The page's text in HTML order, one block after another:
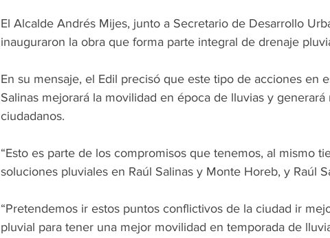
El Alcalde Andrés Mijes, junto a Secretario de Desarrollo
inauguraron la obra que forma parte integral de drenaje
En su mensaje, el Edil precisó que este tipo de acciones en
Salinas mejorará la movilidad en época de lluvias y
ciudadanos.
“Esto es parte de los compromisos que tenemos, al mismo
soluciones pluviales en Raúl Salinas y Monte Horeb, y Raúl
“Pretendemos ir estos puntos conflictivos de la ciudad ir
pluvial para tener una mejor movilidad en temporada de